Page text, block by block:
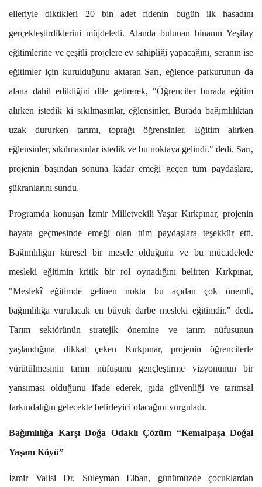
elleriyle diktikleri 20 bin adet fidenin bugün ilk hasadını
gerçekleştirdiklerini müjdeledi. Alanda bulunan binanın Yeşilay
eğitimlerine ve çeşitli projelere ev sahipliği yapacağını, seranın ise
eğitimler için kurulduğunu aktaran Sarı, eğlence parkurunun da
alana dahil edildiğini dile getirerek, "Öğrenciler burada eğitim
alırken istedik ki sıkılmasınlar, eğlensinler. Burada bağımlılıktan
uzak dururken tarımı, toprağı öğrensinler. Eğitim alırken
eğlensinler, sıkılmasınlar istedik ve bu noktaya gelindi." dedi. Sarı,
projenin başından sonuna kadar emeği geçen tüm paydaşlara,
şükranlarını sundu.
Programda konuşan İzmir Milletvekili Yaşar Kırkpınar, projenin
hayata geçmesinde emeği olan tüm paydaşlara teşekkür etti.
Bağımlılığın küresel bir mesele olduğunu ve bu mücadelede
mesleki eğitimin kritik bir rol oynadığını belirten Kırkpınar,
"Meslekî eğitimde gelinen nokta bu açıdan çok önemli,
bağımlılığa vurulacak en büyük darbe mesleki eğitimdir." dedi.
Tarım sektörünün stratejik önemine ve tarım nüfusunun
yaşlandığına dikkat çeken Kırkpınar, projenin öğrencilerle
yürütülmesinin tarım nüfusunu gençleştirme vizyonunun bir
yansıması olduğunu ifade ederek, gıda güvenliği ve tarımsal
farkındalığın gelecekte belirleyici olacağını vurguladı.
Bağımlılığa Karşı Doğa Odaklı Çözüm “Kemalpaşa Doğal
Yaşam Köyü”
İzmir Valisi Dr. Süleyman Elban, günümüzde çocuklardan